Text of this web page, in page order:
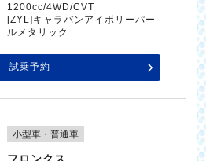
1200cc/4WD/CVT
[ZYL]キャラバンアイボリーパー
ルメタリック
試乗予約
小型車・普通車